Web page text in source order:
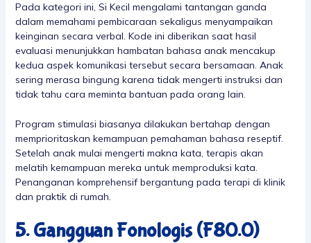
Pada kategori ini, Si Kecil mengalami tantangan ganda
dalam memahami pembicaraan sekaligus menyampaikan
keinginan secara verbal. Kode ini diberikan saat hasil
evaluasi menunjukkan hambatan bahasa anak mencakup
kedua aspek komunikasi tersebut secara bersamaan. Anak
sering merasa bingung karena tidak mengerti instruksi dan
tidak tahu cara meminta bantuan pada orang lain.
Program stimulasi biasanya dilakukan bertahap dengan
memprioritaskan kemampuan pemahaman bahasa reseptif.
Setelah anak mulai mengerti makna kata, terapis akan
melatih kemampuan mereka untuk memproduksi kata.
Penanganan komprehensif bergantung pada terapi di klinik
dan praktik di rumah.
5. Gangguan Fonologis (F80.0)